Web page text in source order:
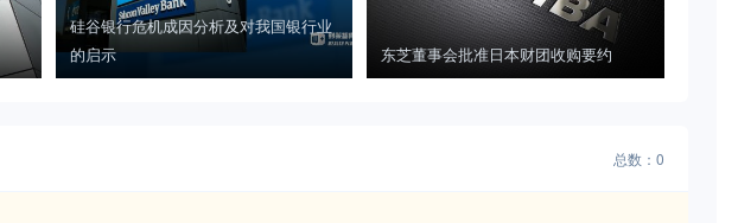
硅谷银行危机成因分析及对我国银行业
的启示
东芝董事会批准日本财团收购要约
总数：0